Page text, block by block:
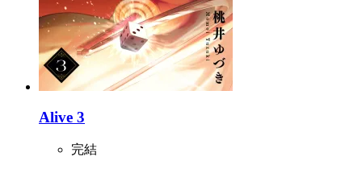
Alive 3
完結